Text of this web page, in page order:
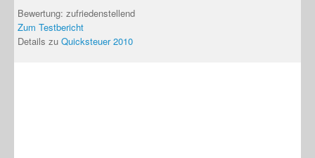
Bewertung: zufriedenstellend
Zum Testbericht
Details zu Quicksteuer 2010